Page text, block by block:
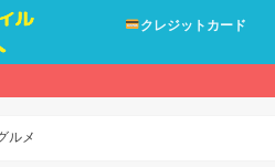
クレジットカード
ルメ